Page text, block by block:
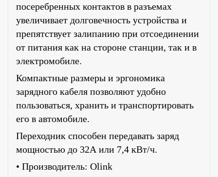
посеребренных контактов в разъемах
увеличивает долговечность устройства и
препятствует залипанию при отсоединении
от питания как на стороне станции, так и в
электромобиле.
Компактные размеры и эргономика
зарядного кабеля позволяют удобно
пользоваться, хранить и транспортировать
его в автомобиле.
Переходник способен передавать заряд
мощностью до 32А или 7,4 кВт/ч.
• Производитель: Olink